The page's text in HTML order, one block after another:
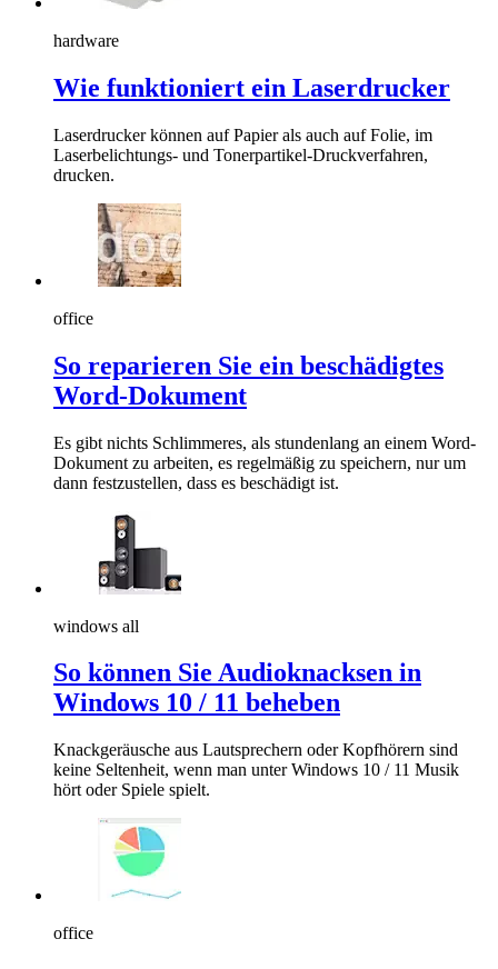
hardware
Wie funktioniert ein Laserdrucker
Laserdrucker können auf Papier als auch auf Folie, im
Laserbelichtungs- und Tonerpartikel-Druckverfahren,
drucken.
office
So reparieren Sie ein beschädigtes
Word-Dokument
Es gibt nichts Schlimmeres, als stundenlang an einem Word-
Dokument zu arbeiten, es regelmäßig zu speichern, nur um
dann festzustellen, dass es beschädigt ist.
windows all
So können Sie Audioknacksen in
Windows 10 / 11 beheben
Knackgeräusche aus Lautsprechern oder Kopfhörern sind
keine Seltenheit, wenn man unter Windows 10 / 11 Musik
hört oder Spiele spielt.
office